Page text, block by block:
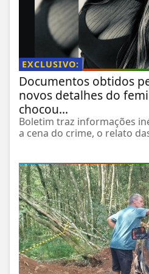
EXCLUSIVO:
Documentos obtidos
novos detalhes do
chocou...
Boletim traz informações
a cena do crime, o relato